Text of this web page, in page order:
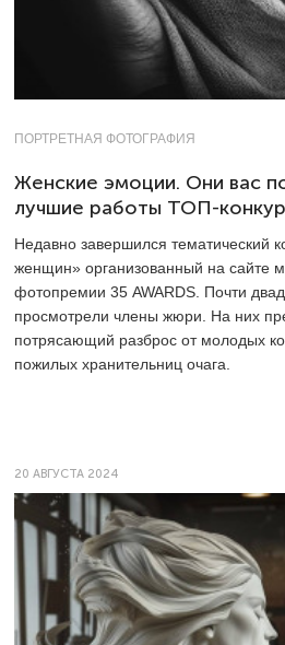
ПОРТРЕТНАЯ ФОТОГРАФИЯ
Женские эмоции. Они вас
лучшие работы ТОП-
Недавно завершился тематический
женщин» организованный на сайте
фотопремии 35 AWARDS. Почти
просмотрели члены жюри. На них
потрясающий разброс от молодых
пожилых хранительниц очага.
20 АВГУСТА 2024